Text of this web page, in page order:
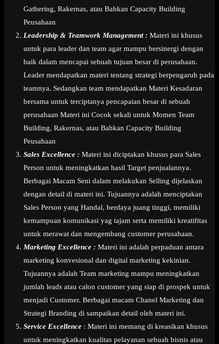
Gathering, Rakernas, atau Bahkan Capacity Building
Peusahaan
Leadership & Teamwork Management : Materi ini khusus
untuk para leader dan team agar mampu bersinergi dengan
baik dalam mencapai sebuah tujuan besar di perusahaan.
Leader mendapatkan materi tentang strategi berpengaruh pada
teamnya. Sedangkan team mendapatkan Materi Kesadaran
bersama untuk terciptanya pencapaian besar di sebuah
perusahaan Materi ini Cocok sekali untuk Momen Team
Building, Rakernas, atau Bahkan Capacity Building
Peusahaan
Sales Excellence : Materi ini diciptakan khusus para Sales
Person untuk meningkatkan hasil Target penjualannya.
Berbagai Macam Seni dalam melakukan Selling dijelaskan
dengan detail di materi ini. Tujuannya adalah menciptakan
Sales Person yang Handal, berdaya juang tinggi, memiliki
kemampuan komunikasi yag tajam serta memiliki kreatifitas
untuk merawat dan mengembang customer perusahaan.
Marketing Excellence : Materi ini adalah perpaduan antara
marketing konvesional dan digital marketing kekinian.
Tujuannya adalah Team marketing mampu meningkatkan
jumlah leads atau calon customer yang siap di prospek untuk
menjadi Customer. Berbagai macam Chanel Marketing dan
Strategi Branding di sampaikan detail oleh materi ini.
Service Excellence : Materi ini memang di kreasikan khusus
untuk meningkatkan kualitas pelayanan sebuah bisnis atau